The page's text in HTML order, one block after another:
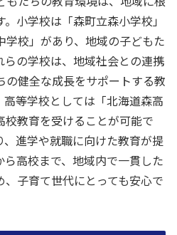
小学校は「森町立森小学校」
校」があり、地域の子どもた
らの学校は、地域社会との連携
の健全な成長をサポートする教
等学校としては「北海道森高
教育を受けることが可能で
進学や就職に向けた教育が提
高校まで、地域内で一貫した
子育て世代にとっても安心で